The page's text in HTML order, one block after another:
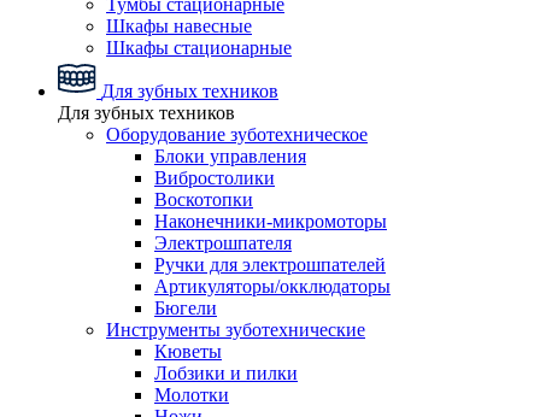
Шкафы навесные
Шкафы стационарные
Для зубных техников
Для зубных техников
Оборудование зуботехническое
Блоки управления
Вибростолики
Воскотопки
Наконечники-микромоторы
Электрошпателя
Ручки для электрошпателей
Артикуляторы/окклюдаторы
Бюгели
Инструменты зуботехнические
Кюветы
Лобзики и пилки
Молотки